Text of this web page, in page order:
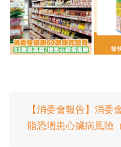
【消委會報告】消委
脂恐增患心臟病風險